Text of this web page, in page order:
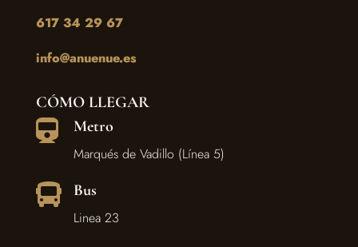
617 34 29 67
info@anuenue.es
CÓMO LLEGAR
 Metro
Marqués de Vadillo (Línea 5)
 Bus
Linea 23